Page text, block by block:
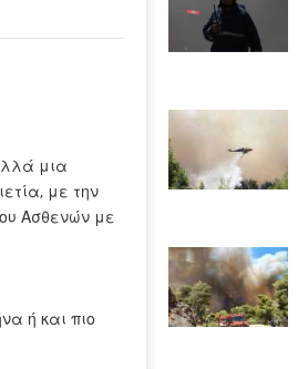
μια
με την
Ασθενών με
ή και πιο